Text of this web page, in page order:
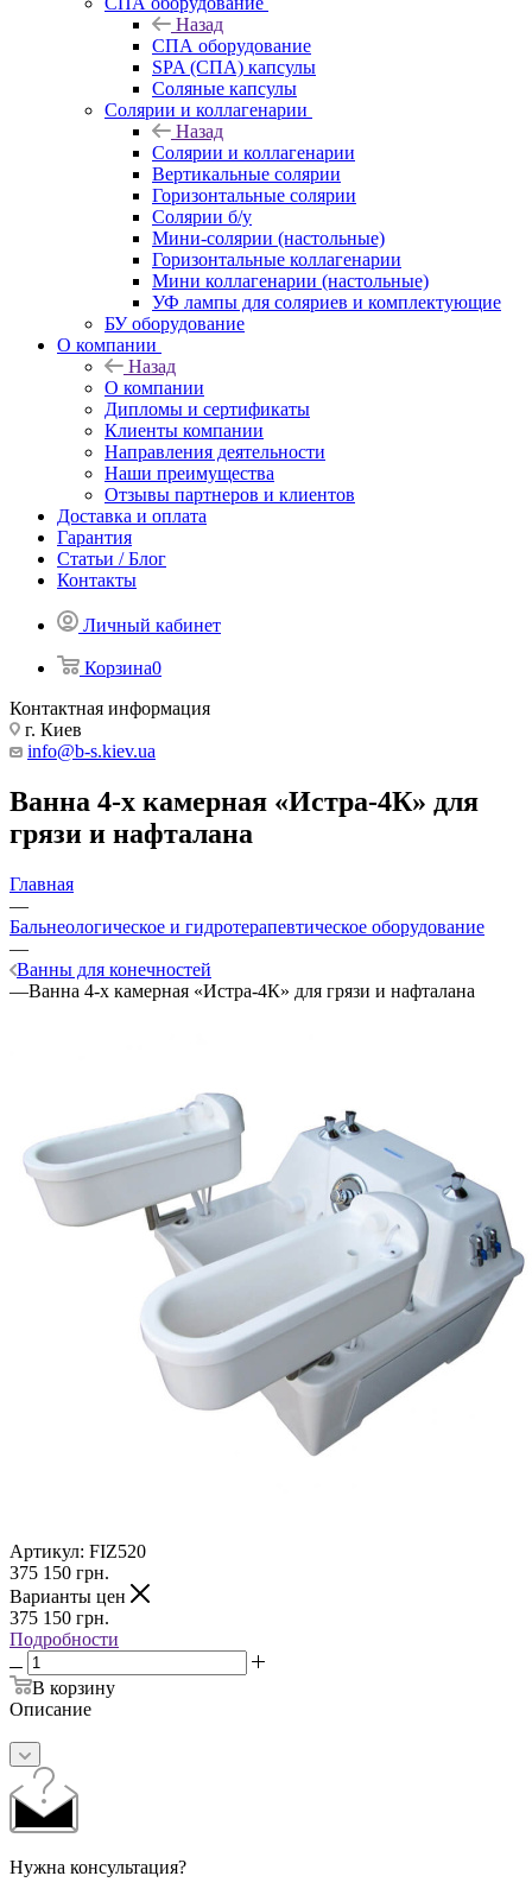
Назад
СПА оборудование
SPA (СПА) капсулы
Соляные капсулы
Солярии и коллагенарии
Назад
Солярии и коллагенарии
Вертикальные солярии
Горизонтальные солярии
Солярии б/у
Мини-солярии (настольные)
Горизонтальные коллагенарии
Мини коллагенарии (настольные)
УФ лампы для соляриев и комплектующие
БУ оборудование
О компании
Назад
О компании
Дипломы и сертификаты
Клиенты компании
Направления деятельности
Наши преимущества
Отзывы партнеров и клиентов
Доставка и оплата
Гарантия
Статьи / Блог
Контакты
Личный кабинет
Корзина0
Контактная информация
г. Киев
info@b-s.kiev.ua
Ванна 4-х камерная «Истра-4К» для
грязи и нафталана
Главная
—
Бальнеологическое и гидротерапевтическое оборудование
—
Ванны для конечностей
—Ванна 4-х камерная «Истра-4К» для грязи и нафталана
Артикул: FIZ520
375 150 грн.
Варианты цен
375 150 грн.
Подробности
В корзину
Описание
Нужна консультация?